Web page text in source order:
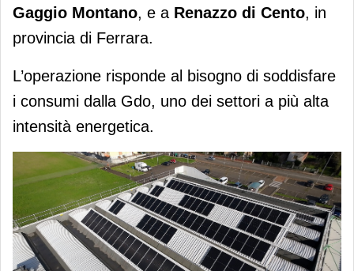
Gaggio Montano, e a Renazzo di Cento, in
provincia di Ferrara.
L’operazione risponde al bisogno di soddisfare
i consumi dalla Gdo, uno dei settori a più alta
intensità energetica.